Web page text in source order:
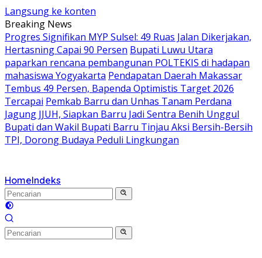
Langsung ke konten
Breaking News
Progres Signifikan MYP Sulsel: 49 Ruas Jalan Dikerjakan,
Hertasning Capai 90 Persen Bupati Luwu Utara
paparkan rencana pembangunan POLTEKIS di hadapan
mahasiswa Yogyakarta Pendapatan Daerah Makassar
Tembus 49 Persen, Bapenda Optimistis Target 2026
Tercapai Pemkab Barru dan Unhas Tanam Perdana
Jagung JJUH, Siapkan Barru Jadi Sentra Benih Unggul
Bupati dan Wakil Bupati Barru Tinjau Aksi Bersih-Bersih
TPI, Dorong Budaya Peduli Lingkungan
HomeIndeks